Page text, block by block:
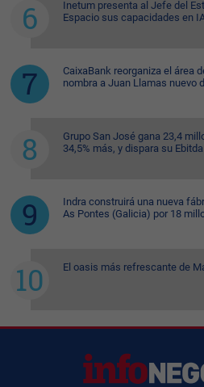
Inetum presenta al Jefe del
Espacio sus capacidades en
CaixaBank reorganiza el área
nombra a Juan Llamas nuevo
Grupo San José gana 23,4
34,5% más, y dispara su
Indra construirá una nueva
As Pontes (Galicia) por 18
El oasis más refrescante de